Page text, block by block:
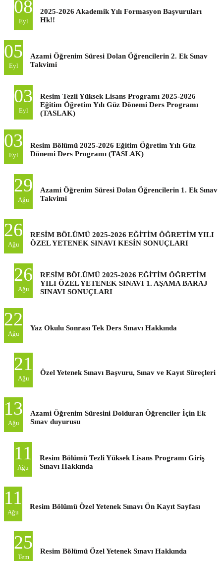
08
Eyl
2025-2026 Akademik Yılı Formasyon Başvuruları
Hk!!
05
Eyl
Azami Öğrenim Süresi Dolan Öğrencilerin 2. Ek Sınav
Takvimi
03
Eyl
Resim Tezli Yüksek Lisans Programı 2025-2026
Eğitim Öğretim Yılı Güz Dönemi Ders Programı
(TASLAK)
03
Eyl
Resim Bölümü 2025-2026 Eğitim Öğretim Yılı Güz
Dönemi Ders Programı (TASLAK)
29
Ağu
Azami Öğrenim Süresi Dolan Öğrencilerin 1. Ek Sınav
Takvimi
26
Ağu
RESİM BÖLÜMÜ 2025-2026 EĞİTİM ÖĞRETİM YILI
ÖZEL YETENEK SINAVI KESİN SONUÇLARI
26
Ağu
RESİM BÖLÜMÜ 2025-2026 EĞİTİM ÖĞRETİM
YILI ÖZEL YETENEK SINAVI 1. AŞAMA BARAJ
SINAVI SONUÇLARI
22
Ağu
Yaz Okulu Sonrası Tek Ders Sınavı Hakkında
21
Ağu
Özel Yetenek Sınavı Başvuru, Sınav ve Kayıt Süreçleri
13
Ağu
Azami Öğrenim Süresini Dolduran Öğrenciler İçin Ek
Sınav duyurusu
11
Ağu
Resim Bölümü Tezli Yüksek Lisans Programı Giriş
Sınavı Hakkında
11
Ağu
Resim Bölümü Özel Yetenek Sınavı Ön Kayıt Sayfası
25
Tem
Resim Bölümü Özel Yetenek Sınavı Hakkında